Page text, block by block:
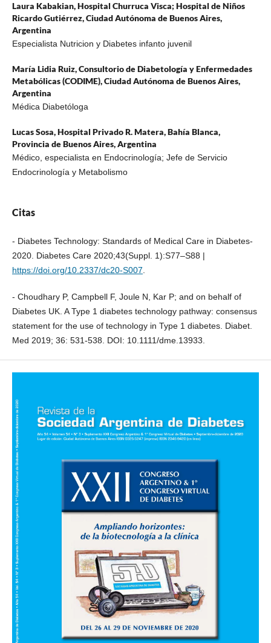
Laura Kabakian,Hospital Churruca Visca; Hospital de Niños
Ricardo Gutiérrez, Ciudad Autónoma de Buenos Aires,
Argentina
Especialista Nutricion y Diabetes infanto juvenil
María Lidia Ruiz,Consultorio de Diabetología y Enfermedades
Metabólicas (CODIME), Ciudad Autónoma de Buenos Aires,
Argentina
Médica Diabetóloga
Lucas Sosa,Hospital Privado R. Matera, Bahía Blanca,
Provincia de Buenos Aires, Argentina
Médico, especialista en Endocrinología; Jefe de Servicio
Endocrinología y Metabolismo
Citas
- Diabetes Technology: Standards of Medical Care in Diabetes-
2020. Diabetes Care 2020;43(Suppl. 1):S77–S88 |
https://doi.org/10.2337/dc20-S007
- Choudhary P, Campbell F, Joule N, Kar P; and on behalf of
Diabetes UK. A Type 1 diabetes technology pathway: consensus
statement for the use of technology in Type 1 diabetes. Diabet.
Med 2019; 36: 531-538. DOI: 10.1111/dme.13933.